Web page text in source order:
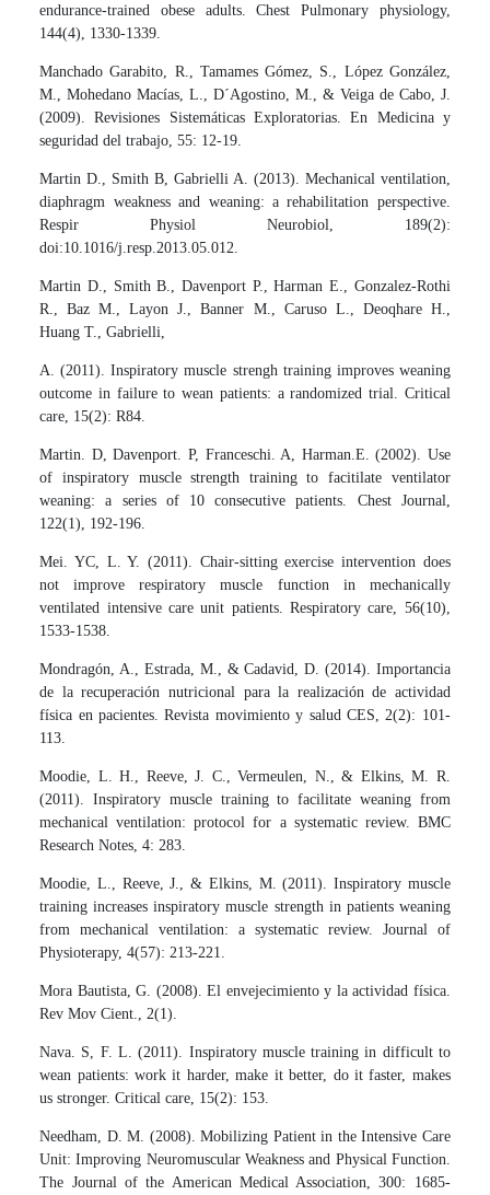
endurance-trained obese adults. Chest Pulmonary physiology,
144(4), 1330-1339.
Manchado Garabito, R., Tamames Gómez, S., López González,
M., Mohedano Macías, L., D´Agostino, M., & Veiga de Cabo, J.
(2009). Revisiones Sistemáticas Exploratorias. En Medicina y
seguridad del trabajo, 55: 12-19.
Martin D., Smith B, Gabrielli A. (2013). Mechanical ventilation,
diaphragm weakness and weaning: a rehabilitation perspective.
Respir Physiol Neurobiol, 189(2):
doi:10.1016/j.resp.2013.05.012.
Martin D., Smith B., Davenport P., Harman E., Gonzalez-Rothi
R., Baz M., Layon J., Banner M., Caruso L., Deoqhare H.,
Huang T., Gabrielli,
A. (2011). Inspiratory muscle strengh training improves weaning
outcome in failure to wean patients: a randomized trial. Critical
care, 15(2): R84.
Martin. D, Davenport. P, Franceschi. A, Harman.E. (2002). Use
of inspiratory muscle strength training to facitilate ventilator
weaning: a series of 10 consecutive patients. Chest Journal,
122(1), 192-196.
Mei. YC, L. Y. (2011). Chair-sitting exercise intervention does
not improve respiratory muscle function in mechanically
ventilated intensive care unit patients. Respiratory care, 56(10),
1533-1538.
Mondragón, A., Estrada, M., & Cadavid, D. (2014). Importancia
de la recuperación nutricional para la realización de actividad
física en pacientes. Revista movimiento y salud CES, 2(2): 101-
113.
Moodie, L. H., Reeve, J. C., Vermeulen, N., & Elkins, M. R.
(2011). Inspiratory muscle training to facilitate weaning from
mechanical ventilation: protocol for a systematic review. BMC
Research Notes, 4: 283.
Moodie, L., Reeve, J., & Elkins, M. (2011). Inspiratory muscle
training increases inspiratory muscle strength in patients weaning
from mechanical ventilation: a systematic review. Journal of
Physioterapy, 4(57): 213-221.
Mora Bautista, G. (2008). El envejecimiento y la actividad física.
Rev Mov Cient., 2(1).
Nava. S, F. L. (2011). Inspiratory muscle training in difficult to
wean patients: work it harder, make it better, do it faster, makes
us stronger. Critical care, 15(2): 153.
Needham, D. M. (2008). Mobilizing Patient in the Intensive Care
Unit: Improving Neuromuscular Weakness and Physical Function.
The Journal of the American Medical Association, 300: 1685-